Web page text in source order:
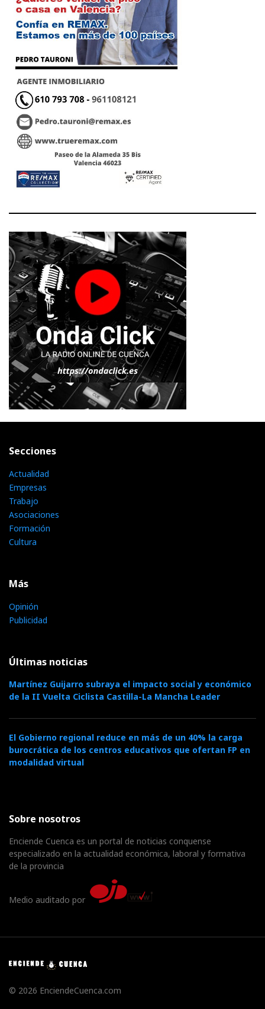
Secciones
Actualidad
Empresas
Trabajo
Asociaciones
Formación
Cultura
Más
Opinión
Publicidad
Últimas noticias
Martínez Guijarro subraya el impacto social y económico
de la II Vuelta Ciclista Castilla-La Mancha Leader
El Gobierno regional reduce en más de un 40% la carga
burocrática de los centros educativos que ofertan FP en
modalidad virtual
Sobre nosotros
Enciende Cuenca es un portal de noticias conquense
especializado en la actualidad económica, laboral y formativa
de la provincia
Medio auditado por
© 2026 EnciendeCuenca.com